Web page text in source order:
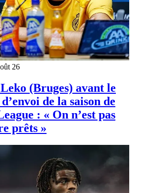
26
(Bruges) avant le
de la saison de
: « On n’est pas
prêts »